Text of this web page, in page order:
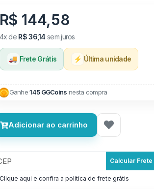
R$ 144,58
4x de R$ 36,14 sem juros
🚚 Frete Grátis ⚡ Última unidade
Ganhe145 GGCoins nesta compra
Adicionar ao carrinho
Calcular Frete
aqui e confira a politíca de frete grátis